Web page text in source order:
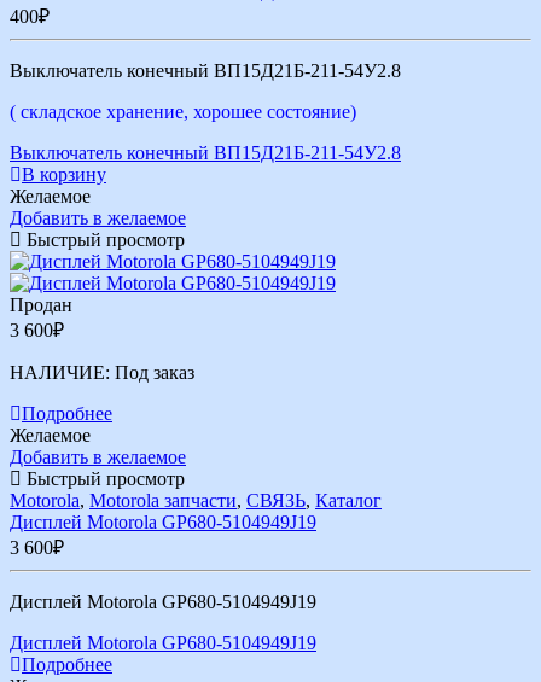
400₽
Выключатель конечный ВП15Д21Б-211-54У2.8
( складское хранение, хорошее состояние)
Выключатель конечный ВП15Д21Б-211-54У2.8
В корзину
Желаемое
Добавить в желаемое
Быстрый просмотр
Продан
3 600₽
НАЛИЧИЕ: Под заказ
Подробнее
Желаемое
Добавить в желаемое
Быстрый просмотр
Motorola, Motorola запчасти, СВЯЗЬ, Каталог
Дисплей Motorola GP680-5104949J19
3 600₽
Дисплей Motorola GP680-5104949J19
Дисплей Motorola GP680-5104949J19
Подробнее